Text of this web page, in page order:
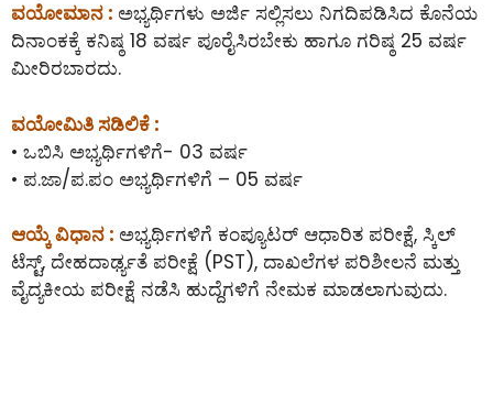
ವಯೋಮಾನ : ಅಭ್ಯರ್ಥಿಗಳು ಅರ್ಜಿ ಸಲ್ಲಿಸಲು ನಿಗದಿಪಡಿಸಿದ ಕೊನೆಯ
ದಿನಾಂಕಕ್ಕೆ ಕನಿಷ್ಠ 18 ವರ್ಷ ಪೂರೈಸಿರಬೇಕು ಹಾಗೂ ಗರಿಷ್ಠ 25 ವರ್ಷ
ಮೀರಿರಬಾರದು.
ವಯೋಮಿತಿ ಸಡಿಲಿಕೆ :
• ಒಬಿಸಿ ಅಭ್ಯರ್ಥಿಗಳಿಗೆ- 03 ವರ್ಷ
• ಪ.ಜಾ/ಪ.ಪಂ ಅಭ್ಯರ್ಥಿಗಳಿಗೆ – 05 ವರ್ಷ
ಆಯ್ಕೆ ವಿಧಾನ : ಅಭ್ಯರ್ಥಿಗಳಿಗೆ ಕಂಪ್ಯೂಟರ್ ಆಧಾರಿತ ಪರೀಕ್ಷೆ, ಸ್ಕಿಲ್
ಟೆಸ್ಟ್, ದೇಹದಾರ್ಢ್ಯತೆ ಪರೀಕ್ಷೆ (PST), ದಾಖಲೆಗಳ ಪರಿಶೀಲನೆ ಮತ್ತು
ವೈದ್ಯಕೀಯ ಪರೀಕ್ಷೆ ನಡೆಸಿ ಹುದ್ದೆಗಳಿಗೆ ನೇಮಕ ಮಾಡಲಾಗುವುದು.